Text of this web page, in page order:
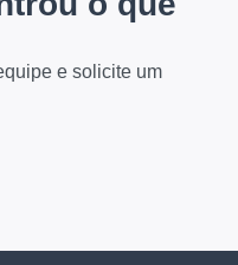
e solicite um